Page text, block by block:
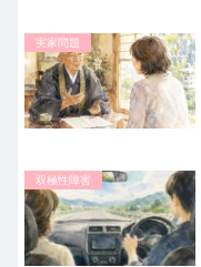
実家問題
双極性障害